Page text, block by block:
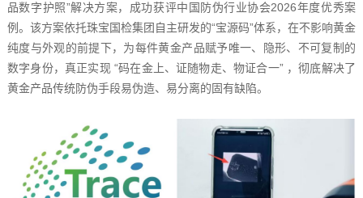
品数字护照”解决方案，成功获评中国防伪行业协会2026年度优秀案
例。该方案依托珠宝国检集团自主研发的“宝源码”体系，在不影响黄金
纯度与外观的前提下，为每件黄金产品赋予唯一、隐形、不可复制的
数字身份，真正实现 “码在金上、证随物走、物证合一” ，彻底解决了
黄金产品传统防伪手段易伪造、易分离的固有缺陷。